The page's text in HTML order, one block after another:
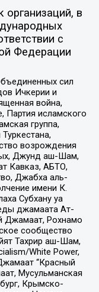
в
с
Федерации
сил
Ичкерии и
война,
Партия исламского
группа,
возрождения
Джунд аш-Шам,
Кавказ, АБТО,
Джабха аль-
имени К.
Субхану уа
джамаата Ат-
Джамаат, Рохнамо
сообщество
Тахрир аш-Шам,
White Power,
“Красный
Мусульманская
Крымско-